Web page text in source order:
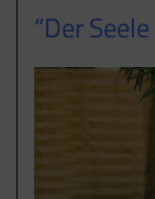
“Der